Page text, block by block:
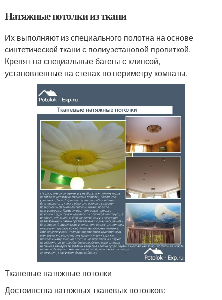
Натяжные потолки из ткани
Их выполняют из специального полотна на основе
синтетической ткани с полиуретановой пропиткой.
Крепят на специальные багеты с клипсой,
установленные на стенах по периметру комнаты.
Тканевые натяжные потолки
Достоинства натяжных тканевых потолков: